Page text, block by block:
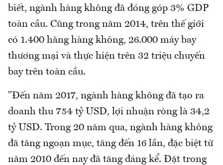
biết, ngành hàng không đã đóng góp 3% GDP
toàn cầu. Cũng trong năm 2014, trên thế giới
có 1.400 hãng hàng không, 26.000 máy bay
thương mại và thực hiện trên 32 triệu chuyến
bay trên toàn cầu.
"Đến năm 2017, ngành hàng không đã tạo ra
doanh thu 754 tỷ USD, lợi nhuận ròng là 34,2
tỷ USD. Trong 20 năm qua, ngành hàng không
đã tăng ngoạn mục, tăng đến 16 lần, đặc biệt từ
năm 2010 đến nay đã tăng đáng kể. Đặt trong